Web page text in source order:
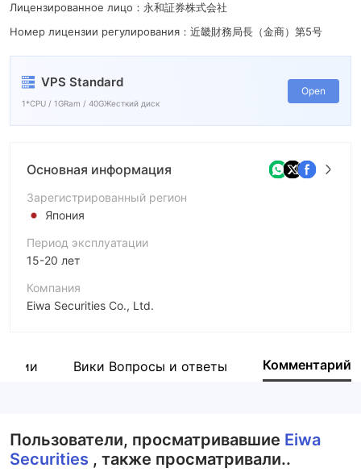
Лицензированное лицо：永和証券株式会社
Номер лицензии регулирования：近畿財務局長（金商）第5号
VPS Standard
1*CPU / 1GRam / 40GЖесткий диск
Open
Основная информация
Зарегистрированный регион
Япония
Период эксплуатации
15-20 лет
Компания
Eiwa Securities Co., Ltd.
Сотрудник компании
Вики Вопросы и ответы Комментарий
Пользователи, просматривавшие Eiwa
Securities , также просматривали..